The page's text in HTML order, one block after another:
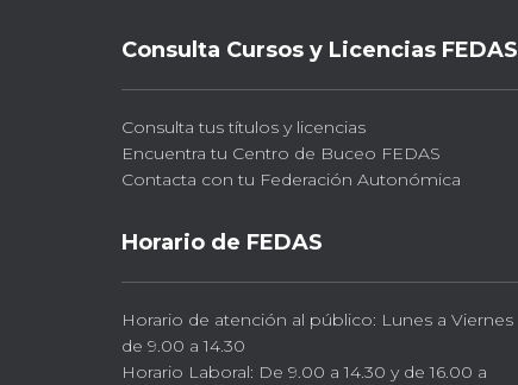
Consulta Cursos y Licencias FEDAS
Consulta tus títulos y licencias
Encuentra tu Centro de Buceo FEDAS
Contacta con tu Federación Autonómica
Horario de FEDAS
Horario de atención al público: Lunes a Viernes
de 9.00 a 14.30
Horario Laboral: De 9.00 a 14.30 y de 16.00 a